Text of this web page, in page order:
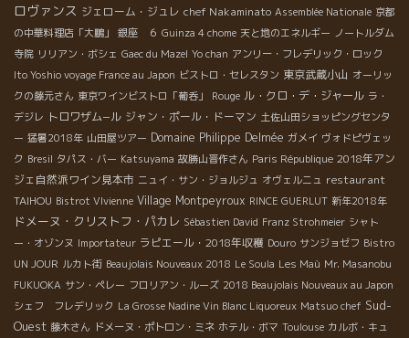
ロヴァンス ジェローム・ジュレ chef Nakaminato Assemblée Nationale 京都
の中華料理店「大鵬」
銀座 ６ Guinza 4 chome 天と地のエネルギー ノートルダム
寺院 リリアン・ボシェ Gaec du Mazel Yo chan アンリー・フレデリック・ロック
Ito Yoshio voyage France au Japon ビストロ・セレスタン 東京武蔵小山 オーリッ
クの藤元さん 東京ワインビストロ「葡呑」 Rouge ル・クロ・デ・ジャール ラ・
デジレ トロワザム−ル ジャン・ポール・ドーマン 土佐山田ショッピングセンタ
ー 猛暑2018年 山田屋ツアー Domaine Philippe Delmée ガメイ ヴォドピヴェッ
ク Bresil タパス・バー Katsuyama 故勝山晋作さん Paris République 2018年アン
ジェ自然派ワイン見本市 ニュイ・サン・ジョルジュ オヴェルニュ restaurant
TAIHOU Bistrot VIvienne Village Montpeyroux RINCE GUERLUT 新年2018年
ドメーヌ・クリストフ・パカレ Sébastien David Franz Strohmeier シャト
ー・オゾンヌ Importateur ラピエール・2018年収穫 Douro サンジョゼフ Bistro
UN JOUR ルカト街 Beaujolais Nouveaux 2018 Le Soula Les Maù Mr. Masanobu
FUKUOKA サン・ペレー フロリアン・ルーズ 2018 Beaujolais Nouveaux au Japon
シェフ フレデリック La Grosse Nadine Vin Blanc Liquoreux Matsuo chef Sud-
Ouest 藤木さん ドメーヌ・ポトロン・ミネ ホテル・ボマ Toulouse カルボ・キュ